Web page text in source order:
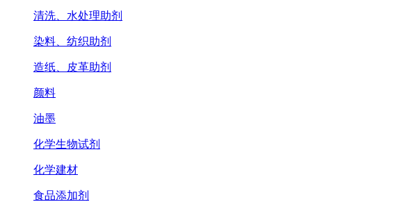
清洗、水处理助剂
染料、纺织助剂
造纸、皮革助剂
颜料
油墨
化学生物试剂
化学建材
食品添加剂